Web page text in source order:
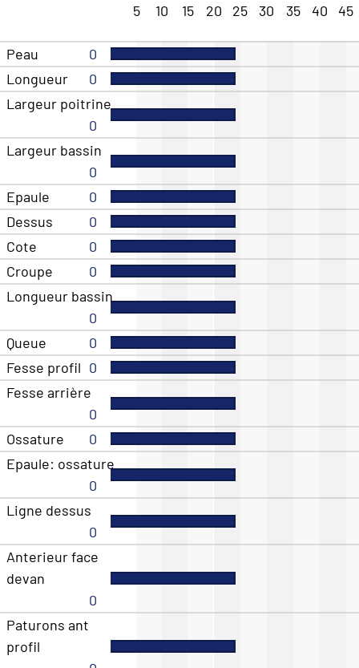
5 10 15 20 25 30 35 40 45
Peau
0
Longueur
0
Largeur poitrine
0
Largeur bassin
0
Epaule
0
Dessus
0
Cote
0
Croupe
0
Longueur bassin
0
Queue
0
Fesse profil 0
Fesse arrière
0
Ossature
0
Epaule: ossature
0
Ligne dessus
0
Anterieur face
devan
0
Paturons ant
profil